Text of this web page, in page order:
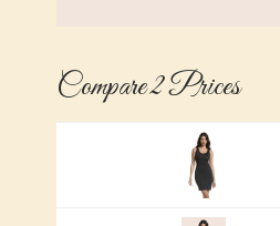
Compare 2 Prices